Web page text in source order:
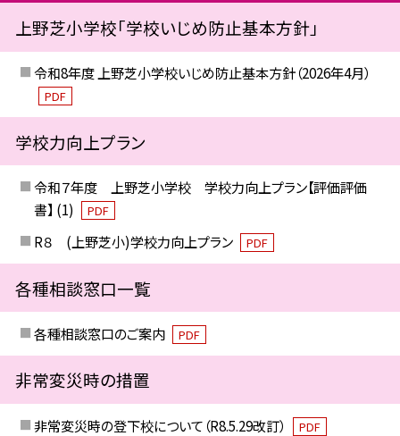
上野芝小学校「学校いじめ防止基本方針」
令和8年度 上野芝小学校いじめ防止基本方針（2026年4月）
PDF
学校力向上プラン
令和７年度 上野芝小学校 学校力向上プラン【評価評価
書】 (1)
PDF
R８ (上野芝小)学校力向上プラン PDF
各種相談窓口一覧
各種相談窓口のご案内 PDF
非常変災時の措置
非常変災時の登下校について（R8.5.29改訂） PDF